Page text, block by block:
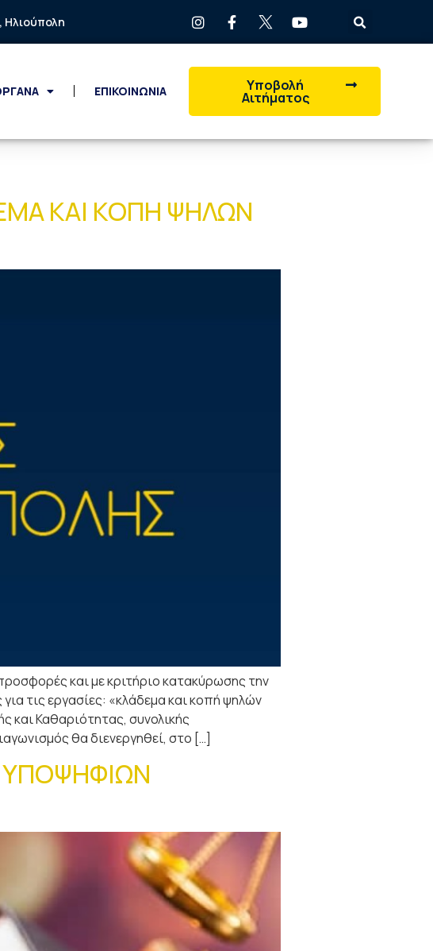
Ηλιούπολη
ΕΠΙΚΟΙΝΩΝΙΑ Υποβολή
Αιτήματος
ΚΑΙ ΚΟΠΗ ΨΗΛΩΝ
και με κριτήριο κατακύρωσης την
τις εργασίες: «κλάδεμα και κοπή ψηλών
και Καθαριότητας, συνολικής
θα διενεργηθεί, στο […]